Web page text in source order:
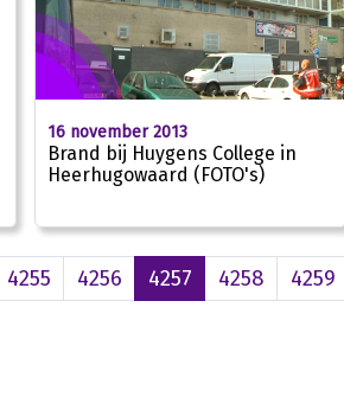
16 november 2013
Brand bij Huygens College in
Heerhugowaard (FOTO's)
4255 4256 4257 4258 4259